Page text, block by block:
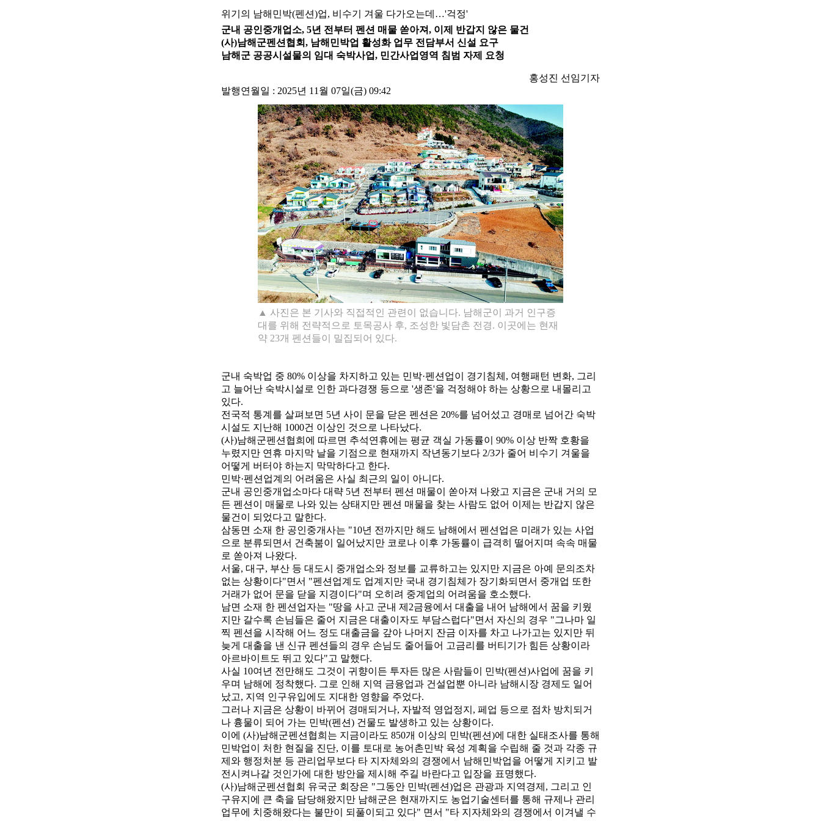
위기의 남해민박(펜션)업, 비수기 겨울 다가오는데…'걱정'
군내 공인중개업소, 5년 전부터 펜션 매물 쏟아져, 이제 반갑지 않은 물건
(사)남해군펜션협회, 남해민박업 활성화 업무 전담부서 신설 요구
남해군 공공시설물의 임대 숙박사업, 민간사업영역 침범 자제 요청
홍성진 선임기자
발행연월일 : 2025년 11월 07일(금) 09:42
▲ 사진은 본 기사와 직접적인 관련이 없습니다. 남해군이 과거 인구증
대를 위해 전략적으로 토목공사 후, 조성한 빛담촌 전경. 이곳에는 현재
약 23개 펜션들이 밀집되어 있다.
군내 숙박업 중 80% 이상을 차지하고 있는 민박·펜션업이 경기침체, 여행패턴 변화, 그리
고 늘어난 숙박시설로 인한 과다경쟁 등으로 '생존'을 걱정해야 하는 상황으로 내몰리고
있다.
전국적 통계를 살펴보면 5년 사이 문을 닫은 펜션은 20%를 넘어섰고 경매로 넘어간 숙박
시설도 지난해 1000건 이상인 것으로 나타났다.
(사)남해군펜션협희에 따르면 추석연휴에는 평균 객실 가동률이 90% 이상 반짝 호황을
누렸지만 연휴 마지막 날을 기점으로 현재까지 작년동기보다 2/3가 줄어 비수기 겨울을
어떻게 버터야 하는지 막막하다고 한다.
민박·펜션업계의 어려움은 사실 최근의 일이 아니다.
군내 공인중개업소마다 대략 5년 전부터 펜션 매물이 쏟아져 나왔고 지금은 군내 거의 모
든 펜션이 매물로 나와 있는 상태지만 펜션 매물을 찾는 사람도 없어 이제는 반갑지 않은
물건이 되었다고 말한다.
삼동면 소재 한 공인중개사는 "10년 전까지만 해도 남해에서 펜션업은 미래가 있는 사업
으로 분류되면서 건축붐이 일어났지만 코로나 이후 가동률이 급격히 떨어지며 속속 매물
로 쏟아져 나왔다.
서울, 대구, 부산 등 대도시 중개업소와 정보를 교류하고는 있지만 지금은 아예 문의조차
없는 상황이다"면서 "펜션업계도 업계지만 국내 경기침체가 장기화되면서 중개업 또한
거래가 없어 문을 닫을 지경이다"며 오히려 중계업의 어려움을 호소했다.
남면 소재 한 펜션업자는 "땅을 사고 군내 제2금융에서 대출을 내어 남해에서 꿈을 키웠
지만 갈수록 손님들은 줄어 지금은 대출이자도 부담스럽다"면서 자신의 경우 "그나마 일
찍 펜션을 시작해 어느 정도 대출금을 갚아 나머지 잔금 이자를 차고 나가고는 있지만 뒤
늦게 대출을 낸 신규 펜션들의 경우 손님도 줄어들어 고금리를 버티기가 힘든 상황이라
아르바이트도 뛰고 있다"고 말했다.
사실 10여년 전만해도 그것이 귀향이든 투자든 많은 사람들이 민박(펜션)사업에 꿈을 키
우며 남해에 정착했다. 그로 인해 지역 금융업과 건설업뿐 아니라 남해시장 경제도 일어
났고, 지역 인구유입에도 지대한 영향을 주었다.
그러나 지금은 상황이 바뀌어 경매되거나, 자발적 영업정지, 페업 등으로 점차 방치되거
나 흉물이 되어 가는 민박(펜션) 건물도 발생하고 있는 상황이다.
이에 (사)남해군펜션협희는 지금이라도 850개 이상의 민박(펜션)에 대한 실태조사를 통해
민박업이 처한 현질을 진단, 이를 토대로 농어촌민박 육성 계획을 수립해 줄 것과 각종 규
제와 행정처분 등 관리업무보다 타 지자체와의 경쟁에서 남해민박업을 어떻게 지키고 발
전시켜나갈 것인가에 대한 방안을 제시해 주길 바란다고 입장을 표명했다.
(사)남해군펜션협회 유국군 회장은 "그동안 민박(펜션)업은 관광과 지역경제, 그리고 인
구유지에 큰 축을 담당해왔지만 남해군은 현재까지도 농업기술센터를 통해 규제나 관리
업무에 치중해왔다는 불만이 되풀이되고 있다" 면서 "타 지자체와의 경쟁에서 이겨낼 수